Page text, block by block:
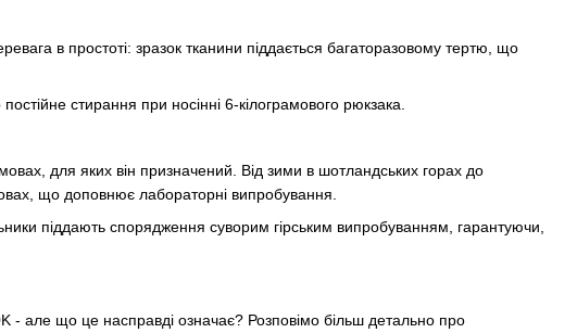
в простоті: зразок тканини піддається багаторазовому тертю, що
стирання при носінні 6-кілограмового рюкзака.
для яких він призначений. Від зими в шотландських горах до
що доповнює лабораторні випробування.
піддають спорядження суворим гірським випробуванням, гарантуючи,
- але що це насправді означає? Розповімо більш детально про